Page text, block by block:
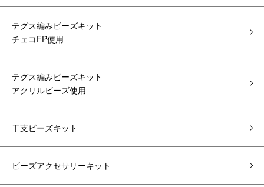
テグス編みビーズキット
チェコFP使用
テグス編みビーズキット
アクリルビーズ使用
干支ビーズキット
ビーズアクセサリーキット